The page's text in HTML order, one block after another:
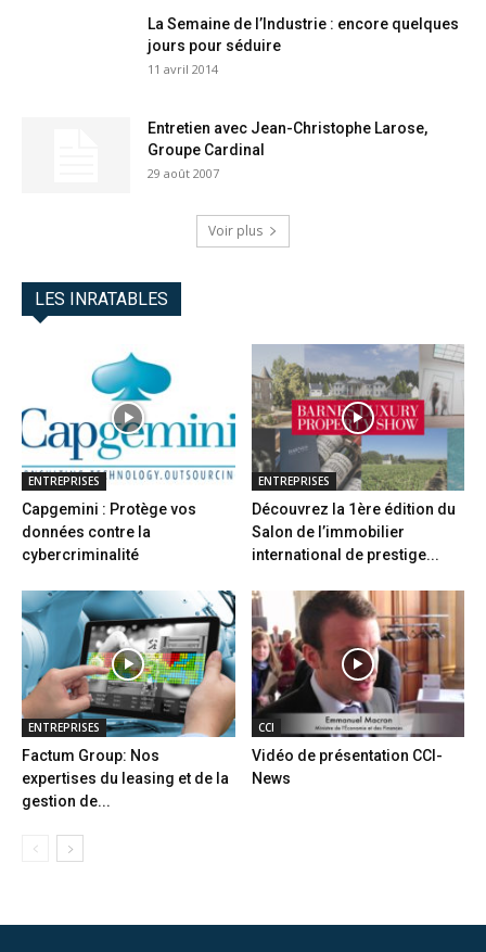
La Semaine de l’Industrie : encore quelques
jours pour séduire
11 avril 2014
Entretien avec Jean-Christophe Larose,
Groupe Cardinal
29 août 2007
Voir plus
LES INRATABLES
ENTREPRISES
Capgemini : Protège vos
données contre la
cybercriminalité
ENTREPRISES
Découvrez la 1ère édition du
Salon de l’immobilier
international de prestige...
ENTREPRISES
Factum Group: Nos
expertises du leasing et de la
gestion de...
CCI
Vidéo de présentation CCI-
News